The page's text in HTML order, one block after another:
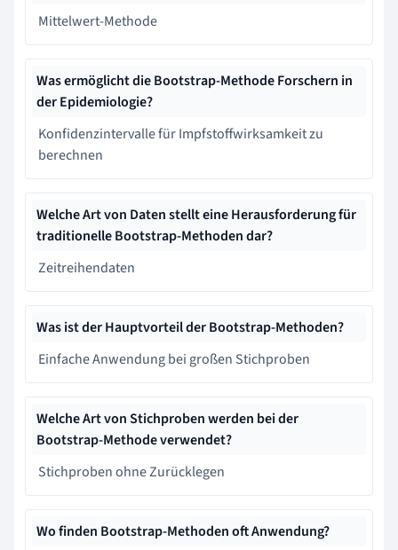
Mittelwert-Methode
Was ermöglicht die Bootstrap-Methode Forschern in
der Epidemiologie?
Konfidenzintervalle für Impfstoffwirksamkeit zu
berechnen
Welche Art von Daten stellt eine Herausforderung für
traditionelle Bootstrap-Methoden dar?
Zeitreihendaten
Was ist der Hauptvorteil der Bootstrap-Methoden?
Einfache Anwendung bei großen Stichproben
Welche Art von Stichproben werden bei der
Bootstrap-Methode verwendet?
Stichproben ohne Zurücklegen
Wo finden Bootstrap-Methoden oft Anwendung?